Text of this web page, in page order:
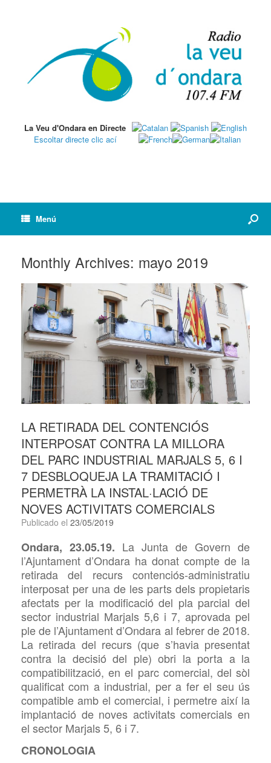
La Veu d'Ondara en Directe
Escoltar directe clic ací
Menú
Monthly Archives: mayo 2019
LA RETIRADA DEL CONTENCIÓS
INTERPOSAT CONTRA LA MILLORA
DEL PARC INDUSTRIAL MARJALS 5, 6 I
7 DESBLOQUEJA LA TRAMITACIÓ I
PERMETRÀ LA INSTAL·LACIÓ DE
NOVES ACTIVITATS COMERCIALS
Publicado el 23/05/2019
Ondara, 23.05.19. La Junta de Govern de
l’Ajuntament d’Ondara ha donat compte de la
retirada del recurs contenciós-administratiu
interposat per una de les parts dels propietaris
afectats per la modificació del pla parcial del
sector industrial Marjals 5,6 i 7, aprovada pel
ple de l’Ajuntament d’Ondara al febrer de 2018.
La retirada del recurs (que s’havia presentat
contra la decisió del ple) obri la porta a la
compatibilització, en el parc comercial, del sòl
qualificat com a industrial, per a fer el seu ús
compatible amb el comercial, i permetre així la
implantació de noves activitats comercials en
el sector Marjals 5, 6 i 7.
CRONOLOGIA